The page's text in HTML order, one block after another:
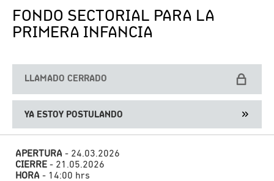
FONDO SECTORIAL PARA LA
PRIMERA INFANCIA
LLAMADO CERRADO
YA ESTOY POSTULANDO
APERTURA - 24.03.2026
CIERRE - 21.05.2026
HORA - 14:00 hrs